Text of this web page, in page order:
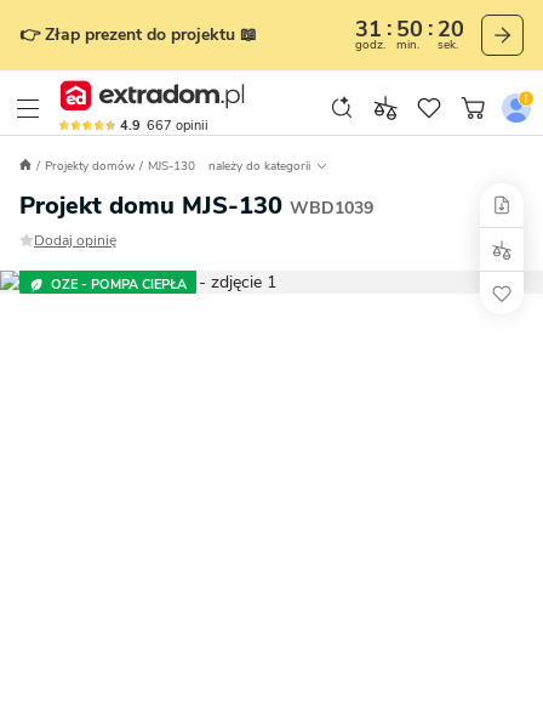
👉 Złap prezent do projektu 📖 31
godz.
50
min.
19
sek.
4.9 667 opinii
Projekty domów MJS-130 należy do kategorii
Projekt domu MJS-130 WBD1039
Dodaj opinię
OZE - POMPA CIEPŁA